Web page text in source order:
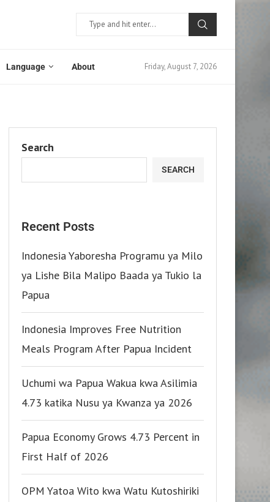
Language About Friday, August 7, 2026
Search
SEARCH
Recent Posts
Indonesia Yaboresha Programu ya Milo
ya Lishe Bila Malipo Baada ya Tukio la
Papua
Indonesia Improves Free Nutrition
Meals Program After Papua Incident
Uchumi wa Papua Wakua kwa Asilimia
4.73 katika Nusu ya Kwanza ya 2026
Papua Economy Grows 4.73 Percent in
First Half of 2026
OPM Yatoa Wito kwa Watu Kutoshiriki